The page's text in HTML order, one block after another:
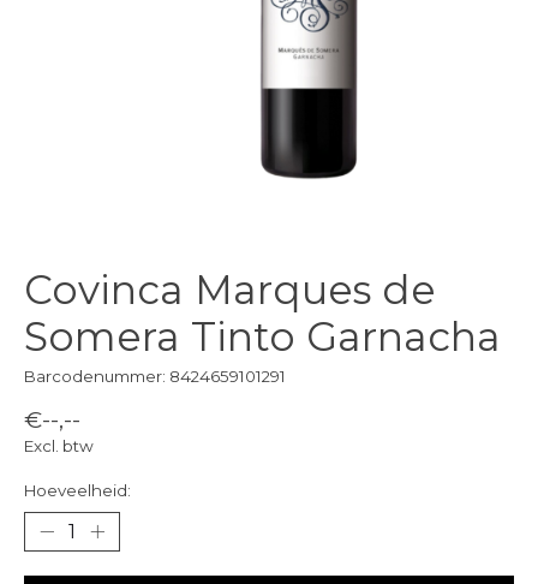
Covinca Marques de
Somera Tinto Garnacha
Barcodenummer: 8424659101291
€--,--
Excl. btw
Hoeveelheid: